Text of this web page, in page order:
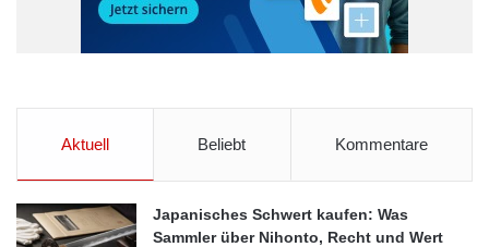
Aktuell Beliebt Kommentare
Japanisches Schwert kaufen: Was
Sammler über Nihonto, Recht und Wert